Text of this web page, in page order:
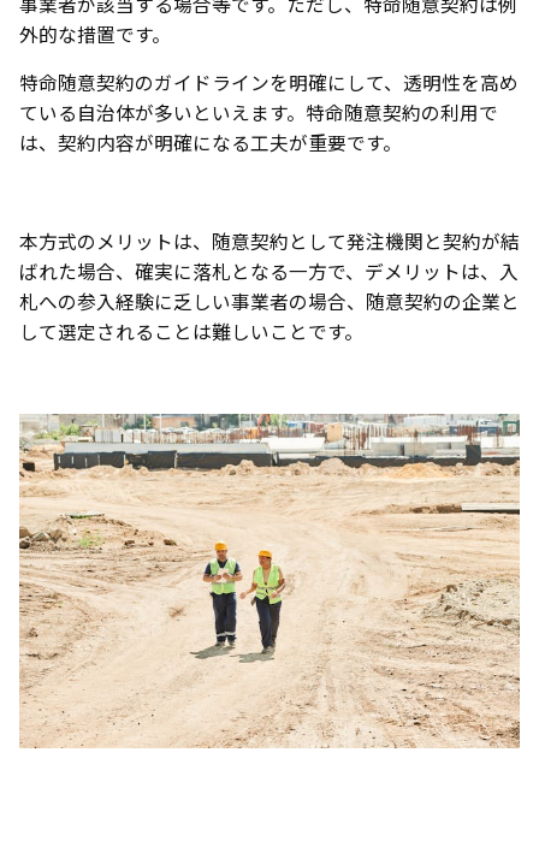
外的な措置です。
特命随意契約のガイドラインを明確にして、透明性を高め
ている自治体が多いといえます。特命随意契約の利用で
は、契約内容が明確になる工夫が重要です。
本方式のメリットは、随意契約として発注機関と契約が結
ばれた場合、確実に落札となる一方で、デメリットは、入
札への参入経験に乏しい事業者の場合、随意契約の企業と
して選定されることは難しいことです。